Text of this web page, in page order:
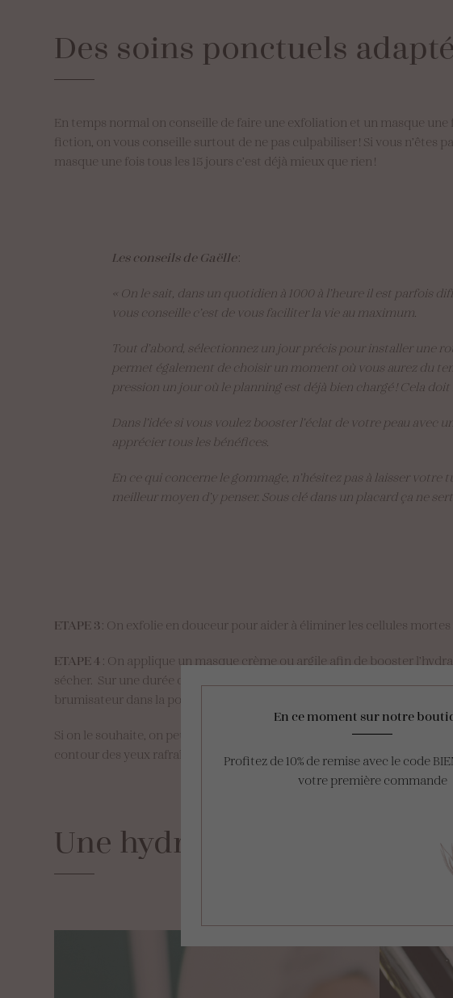
Des soins ponctuels
En temps normal on conseille de faire une exfoliation et un masque
fiction, on vous conseille surtout de ne pas culpabiliser ! Si vous
masque une fois tous les 15 jours c’est déjà mieux que rien !
Les conseils de Gaëlle:
« On le sait, dans un quotidien à 1000 à l’heure il est parfois
vous conseille c’est de vous faciliter la vie au maximum.
Tout d’abord, sélectionnez un jour précis pour installer une
permet également de choisir un moment où vous aurez du
pression un jour où le planning est déjà bien chargé ! Cela
Dans l’idée si vous voulez booster l’éclat de votre peau avec
apprécier tous les bénéfices.
En ce qui concerne le gommage, n’hésitez pas à laisser votre
meilleur moyen d’y penser. Sous clé dans un placard ça ne
ETAPE 3: On exfolie en douceur pour aider à éliminer les cellules mortes
ETAPE 4 : On applique un masque crème ou argile afin de booster
sécher. Sur une durée de pose de 10/15 minutes, il faudra prévoir entre
brumisateur dans la poche et vaquez tranquillement à vos occupations.
Si on le souhaite, on peut également venir défatiguer ses yeux avec
contour des yeux rafraîchi et rajeuni. Là aussi préférez le matin afin de
Une hydratation
En ce moment sur notre
Profitez de 10% de remise avec le code
votre première commande